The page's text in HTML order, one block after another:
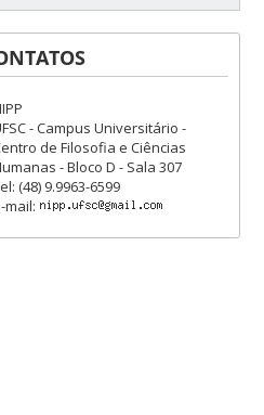
- Campus Universitário -
de Filosofia e Ciências
- Bloco D - Sala 307
(48) 9.9963-6599
mail: